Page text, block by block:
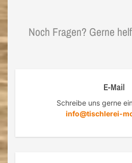
Noch Fragen? Gerne
E-Mail
Schreibe uns gerne
info@tischlerei-